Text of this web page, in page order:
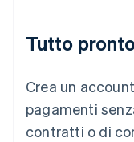
Tutto
Crea un
pagamenti
contratti o di
Lituania
Lussemburgo
Deutsch
Malaysia
English 简体中文